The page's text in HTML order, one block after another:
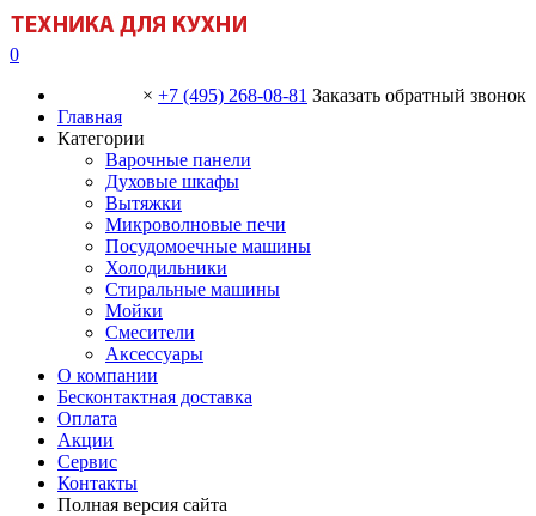
0
× +7 (495) 268-08-81 Заказать обратный звонок
Главная
Категории
Варочные панели
Духовые шкафы
Вытяжки
Микроволновые печи
Посудомоечные машины
Холодильники
Стиральные машины
Мойки
Смесители
Аксессуары
О компании
Бесконтактная доставка
Оплата
Акции
Сервис
Контакты
Полная версия сайта